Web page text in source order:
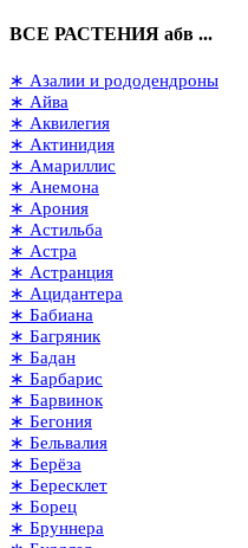
ВСЕ РАСТЕНИЯ абв ...
∗ Азалии и рододендроны
∗ Айва
∗ Аквилегия
∗ Актинидия
∗ Амариллис
∗ Анемона
∗ Арония
∗ Астильба
∗ Астра
∗ Астранция
∗ Ацидантера
∗ Бабиана
∗ Багряник
∗ Бадан
∗ Барбарис
∗ Барвинок
∗ Бегония
∗ Бельвалия
∗ Берёза
∗ Бересклет
∗ Борец
∗ Бруннера